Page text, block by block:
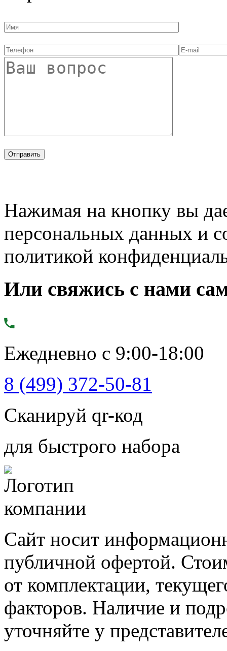
Нажимая на кнопку вы
персональных данных и
политикой
Или свяжись с нами
Ежедневно с 9:00-18:00
8 (499) 372-50-81
Сканируй qr-код
для быстрого набора
Сайт носит
публичной офертой.
от комплектации,
факторов. Наличие и
уточняйте у